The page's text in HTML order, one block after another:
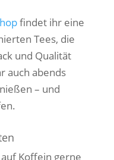
findet ihr eine
Tees, die
und Qualität
auch abends
– und
Koffein gerne